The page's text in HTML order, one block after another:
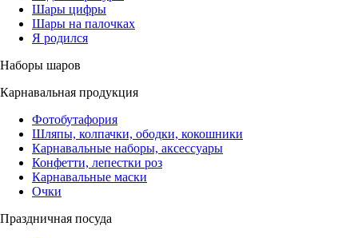
Шары цифры
Шары на палочках
Я родился
Наборы шаров
Карнавальная продукция
Фотобутафория
Шляпы, колпачки, ободки, кокошники
Карнавальные наборы, аксессуары
Конфетти, лепестки роз
Карнавальные маски
Очки
Праздничная посуда